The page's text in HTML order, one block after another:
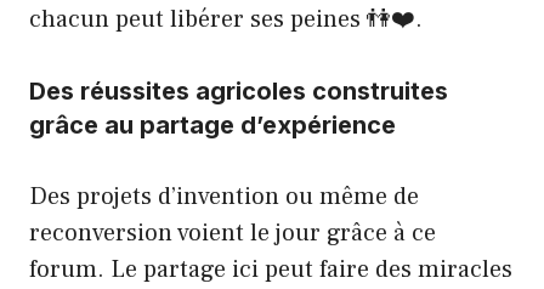
chacun peut libérer ses peines 👫❤️.
Des réussites agricoles construites
grâce au partage d’expérience
Des projets d’invention ou même de
reconversion voient le jour grâce à ce
forum. Le partage ici peut faire des miracles